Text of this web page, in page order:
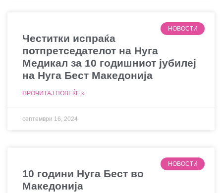
НОВОСТИ
Честитки испраќа
потпретседателот на Нуга
Медикал за 10 годишниот јубилеј
на Нуга Бест Македонија
ПРОЧИТАЈ ПОВЕЌЕ »
септември 16, 2024
НОВОСТИ
10 години Нуга Бест во
Македонија